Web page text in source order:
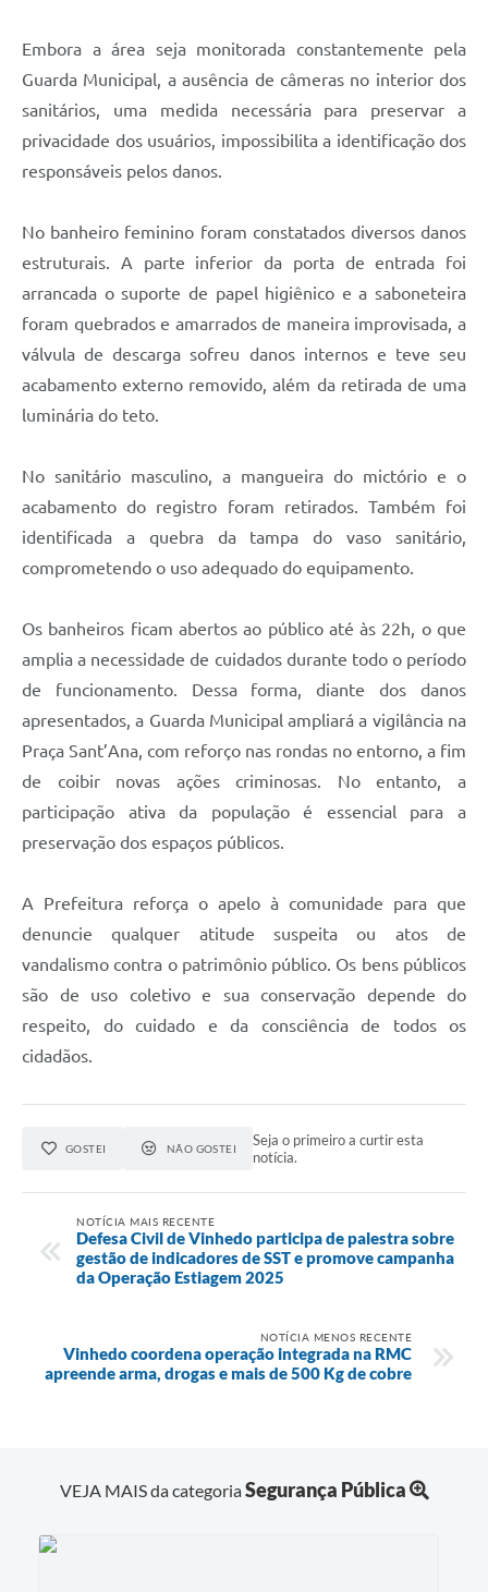
Embora a área seja monitorada constantemente pela
Guarda Municipal, a ausência de câmeras no interior dos
sanitários, uma medida necessária para preservar a
privacidade dos usuários, impossibilita a identificação dos
responsáveis pelos danos.
No banheiro feminino foram constatados diversos danos
estruturais. A parte inferior da porta de entrada foi
arrancada o suporte de papel higiênico e a saboneteira
foram quebrados e amarrados de maneira improvisada, a
válvula de descarga sofreu danos internos e teve seu
acabamento externo removido, além da retirada de uma
luminária do teto.
No sanitário masculino, a mangueira do mictório e o
acabamento do registro foram retirados. Também foi
identificada a quebra da tampa do vaso sanitário,
comprometendo o uso adequado do equipamento.
Os banheiros ficam abertos ao público até às 22h, o que
amplia a necessidade de cuidados durante todo o período
de funcionamento. Dessa forma, diante dos danos
apresentados, a Guarda Municipal ampliará a vigilância na
Praça Sant’Ana, com reforço nas rondas no entorno, a fim
de coibir novas ações criminosas. No entanto, a
participação ativa da população é essencial para a
preservação dos espaços públicos.
A Prefeitura reforça o apelo à comunidade para que
denuncie qualquer atitude suspeita ou atos de
vandalismo contra o patrimônio público. Os bens públicos
são de uso coletivo e sua conservação depende do
respeito, do cuidado e da consciência de todos os
cidadãos.
GOSTEI NÃO GOSTEI
Seja o primeiro a curtir esta
notícia.
NOTÍCIA MAIS RECENTE
Defesa Civil de Vinhedo participa de palestra sobre
gestão de indicadores de SST e promove campanha
da Operação Estiagem 2025
NOTÍCIA MENOS RECENTE
Vinhedo coordena operação integrada na RMC
apreende arma, drogas e mais de 500 Kg de cobre
VEJA MAIS da categoriaSegurança Pública